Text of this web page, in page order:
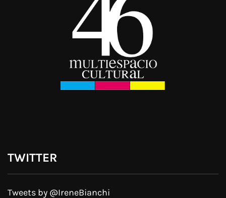
TWITTER
Tweets by @IreneBianchi